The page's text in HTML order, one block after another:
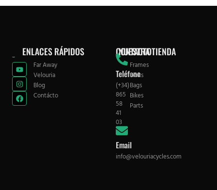
ENLACES RÁPIDOS
Far Away
Velouria
Blog
Contácto
CONTACTO
Teléfono
(+34)
865
58
41
03
Email
info@velouriacycles.com
NUESTRA TIENDA
Frames
Forks
Bags
Bikes
Parts